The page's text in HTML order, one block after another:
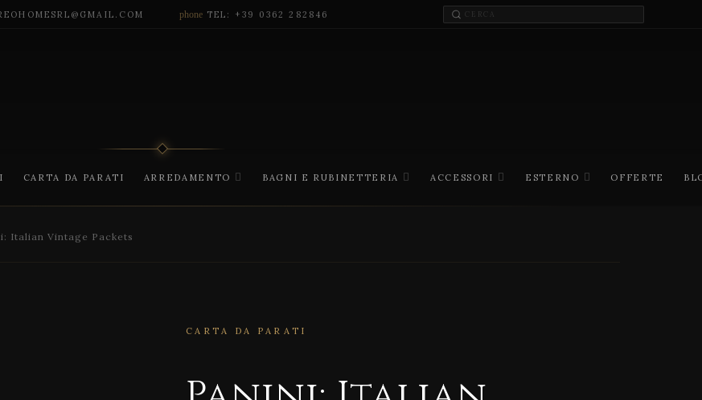
phone TEL: +39 0362 282846
CARTA DA PARATI ARREDAMENTO BAGNI E RUBINETTERIA ACCESSORI ESTERNO OFFERTE
Italian Vintage Packets
CARTA DA PARATI